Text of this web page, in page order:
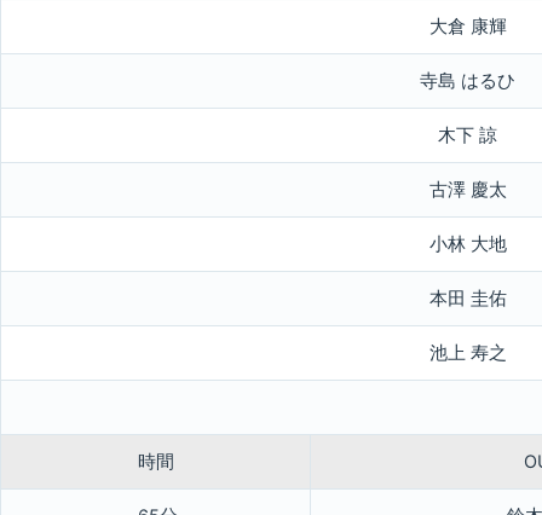
大倉 康輝
寺島 はるひ
木下 諒
古澤 慶太
小林 大地
本田 圭佑
池上 寿之
時間